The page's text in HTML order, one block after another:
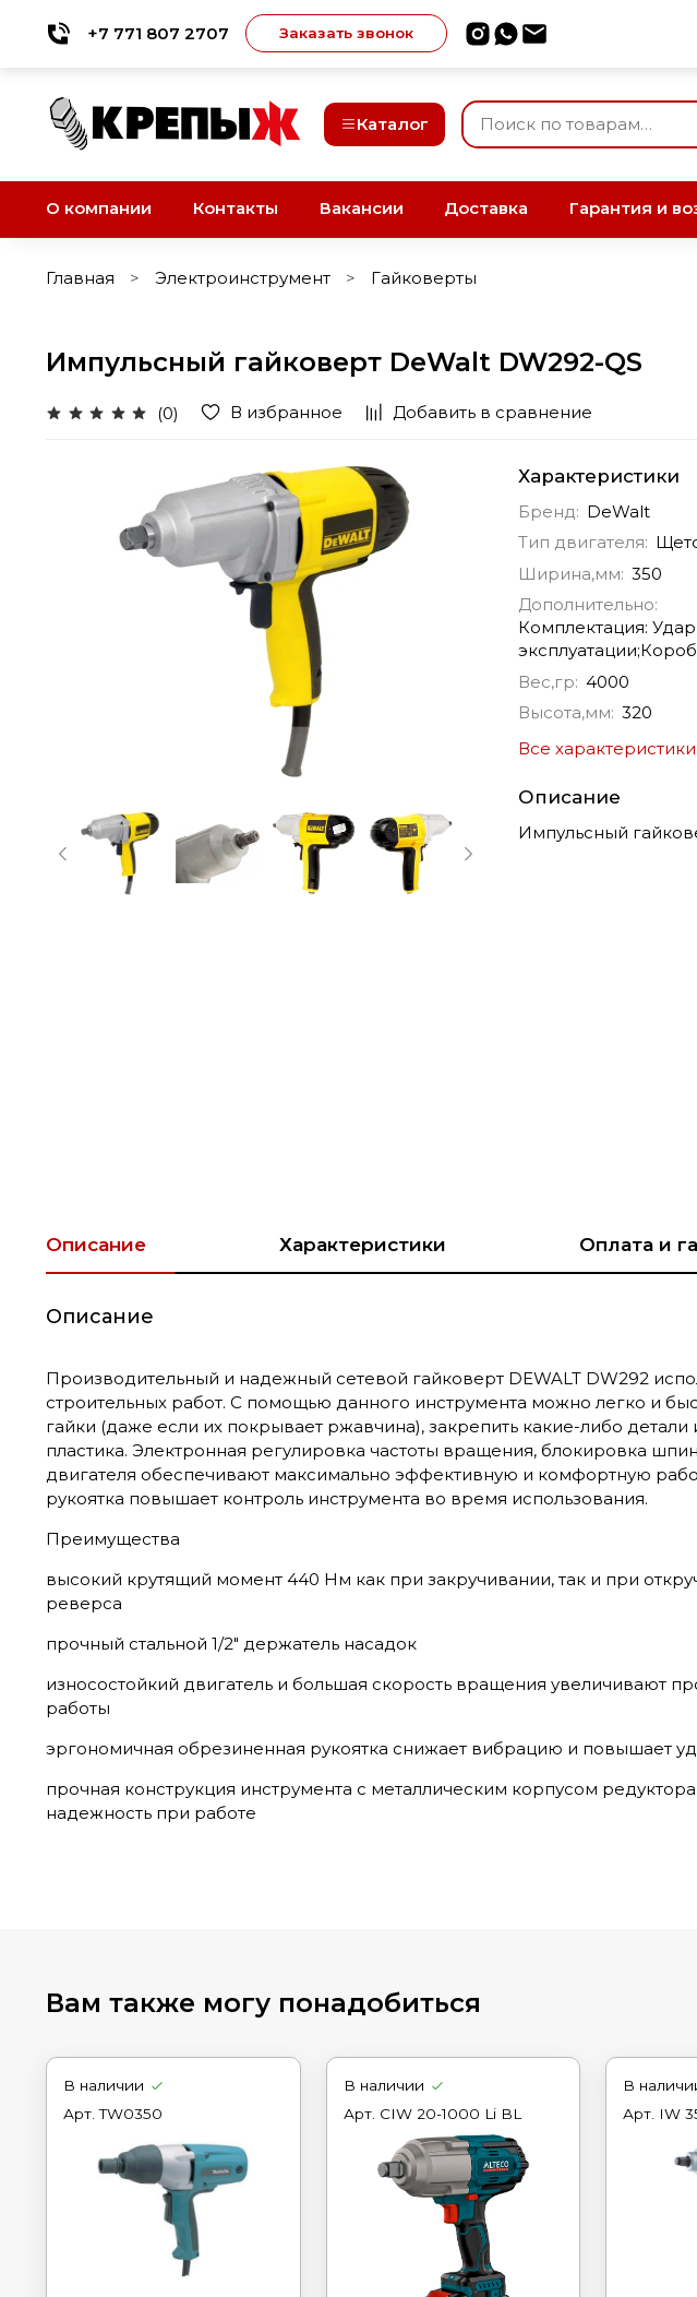
+7 771 807 2707 Заказать звонок
Каталог
О компании Контакты Вакансии Доставка Гарантия и
Главная Электроинструмент Гайковерты
Импульсный гайковерт DeWalt DW292-QS
(0) В избранное Добавить в сравнение
Характеристики
Бренд: DeWalt
Тип двигателя:
Ширина,мм: 350
Дополнительно:
Комплектация:
Вес,гр: 4000
Высота,мм: 320
Все характеристики
Описание
Импульсный
Описание Характеристики Оплата и
Описание
Производительный и надежный сетевой гайковерт DEWALT DW292
строительных работ. С помощью данного инструмента можно легко и
гайки (даже если их покрывает ржавчина), закрепить какие-либо детали
пластика. Электронная регулировка частоты вращения, блокировка
двигателя обеспечивают максимально эффективную и комфортную
рукоятка повышает контроль инструмента во время использования.
Преимущества
высокий крутящий момент 440 Нм как при закручивании, так и при
реверса
прочный стальной 1/2" держатель насадок
износостойкий двигатель и большая скорость вращения увеличивают
работы
эргономичная обрезиненная рукоятка снижает вибрацию и повышает
прочная конструкция инструмента с металлическим корпусом
надежность при работе
Вам также могу понадобиться
В наличии
Арт.TW0350
В наличии
Арт. CIW 20-1000 Li BL
В
Арт. IW